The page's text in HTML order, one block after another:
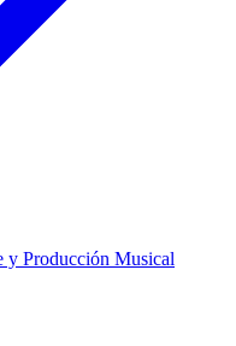
y Producción Musical